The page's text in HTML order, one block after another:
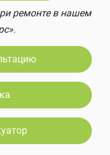
ремонте в нашем